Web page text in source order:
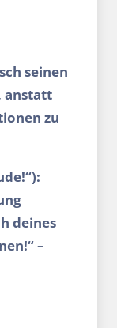
seinen
anstatt
zu
deines
–